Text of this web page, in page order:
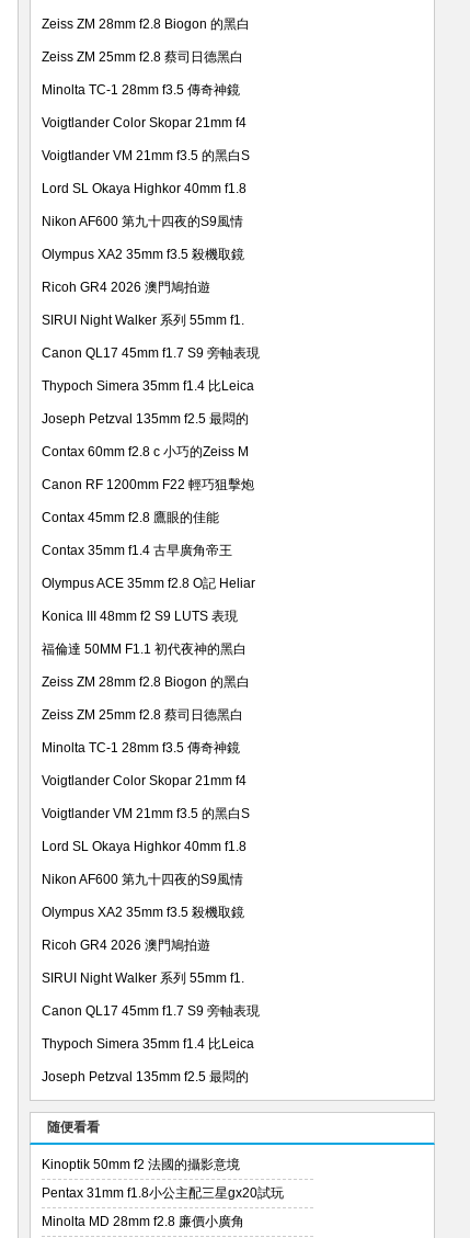
Zeiss ZM 28mm f2.8 Biogon 的黑白
Zeiss ZM 25mm f2.8 蔡司日德黑白
Minolta TC-1 28mm f3.5 傳奇神鏡
Voigtlander Color Skopar 21mm f4
Voigtlander VM 21mm f3.5 的黑白S
Lord SL Okaya Highkor 40mm f1.8
Nikon AF600 第九十四夜的S9風情
Olympus XA2 35mm f3.5 殺機取鏡
Ricoh GR4 2026 澳門鳩拍遊
SIRUI Night Walker 系列 55mm f1.
Canon QL17 45mm f1.7 S9 旁軸表現
Thypoch Simera 35mm f1.4 比Leica
Joseph Petzval 135mm f2.5 最悶的
Contax 60mm f2.8 c 小巧的Zeiss M
Canon RF 1200mm F22 輕巧狙擊炮
Contax 45mm f2.8 鷹眼的佳能
Contax 35mm f1.4 古早廣角帝王
Olympus ACE 35mm f2.8 O記 Heliar
Konica III 48mm f2 S9 LUTS 表現
福倫達 50MM F1.1 初代夜神的黑白
Zeiss ZM 28mm f2.8 Biogon 的黑白
Zeiss ZM 25mm f2.8 蔡司日德黑白
Minolta TC-1 28mm f3.5 傳奇神鏡
Voigtlander Color Skopar 21mm f4
Voigtlander VM 21mm f3.5 的黑白S
Lord SL Okaya Highkor 40mm f1.8
Nikon AF600 第九十四夜的S9風情
Olympus XA2 35mm f3.5 殺機取鏡
Ricoh GR4 2026 澳門鳩拍遊
SIRUI Night Walker 系列 55mm f1.
Canon QL17 45mm f1.7 S9 旁軸表現
Thypoch Simera 35mm f1.4 比Leica
Joseph Petzval 135mm f2.5 最悶的
随便看看
Kinoptik 50mm f2 法國的攝影意境
Pentax 31mm f1.8小公主配三星gx20試玩
Minolta MD 28mm f2.8 廉價小廣角